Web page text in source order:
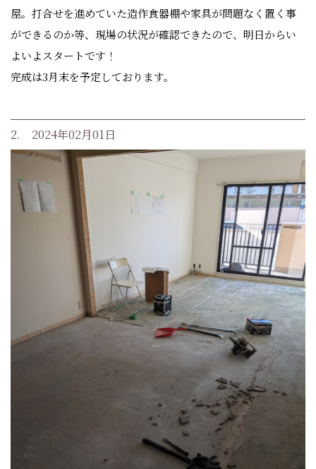
屋。打合せを進めていた造作食器棚や家具が問題なく置く事
ができるのか等、現場の状況が確認できたので、明日からい
よいよスタートです！
完成は3月末を予定しております。
2. 2024年02月01日